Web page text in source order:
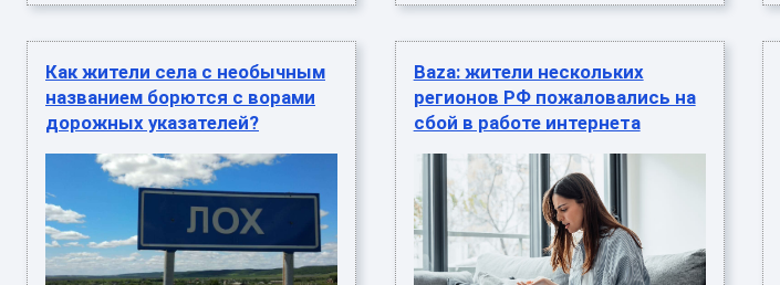
Как жители села с необычным
названием борются с ворами
дорожных указателей?
Baza: жители нескольких
регионов РФ пожаловались на
сбой в работе интернета